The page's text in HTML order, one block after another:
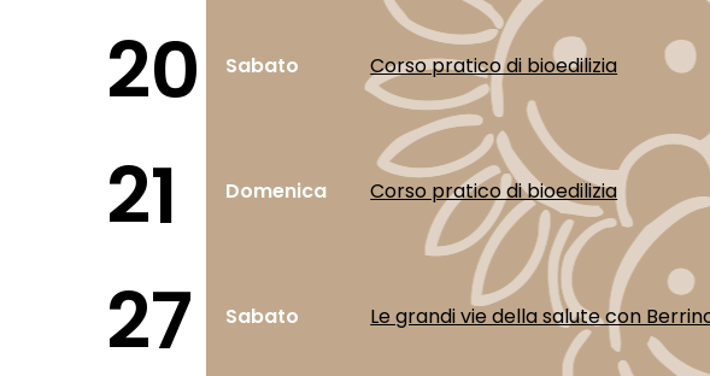
20 Sabato Corso pratico di bioedilizia
21 Domenica Corso pratico di bioedilizia
27 Sabato Le grandi vie della salute con